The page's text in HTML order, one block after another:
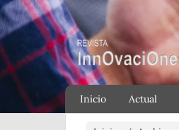
Inicio Actual